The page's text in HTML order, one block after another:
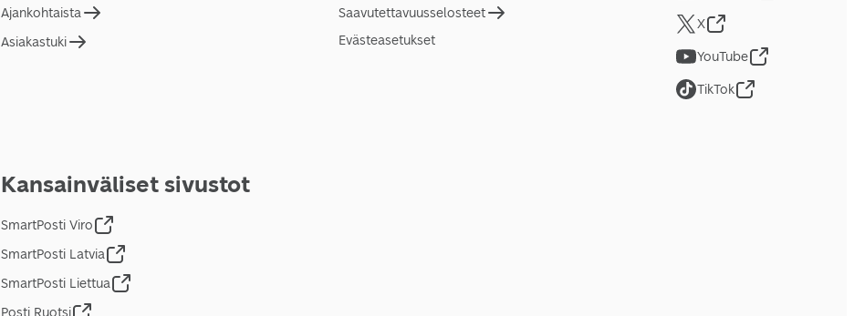
Ajankohtaista
Asiakastuki
Saavutettavuusselosteet
Evästeasetukset
Kansainväliset sivustot
SmartPosti Viro
SmartPosti Latvia
SmartPosti Liettua
Posti Ruotsi
X
YouTube
TikTok